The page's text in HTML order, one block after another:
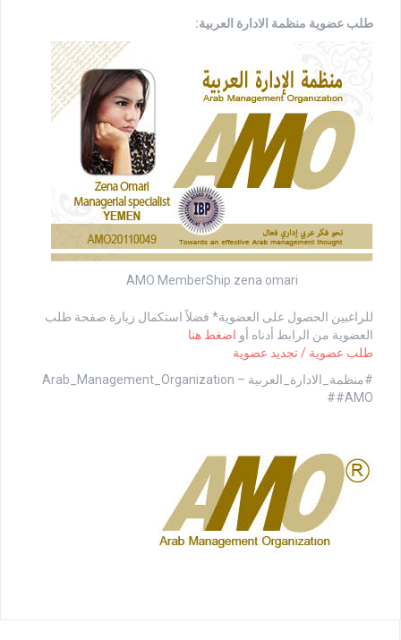
طلب عضوية منظمة الادارة العربية:
AMO MemberShip zena omari
للراغبين الحصول على العضوية* فضلاً استكمال زيارة صفحة طلب
العضوية من الرابط أدناه أو اضغط هنا
طلب عضوية / تجديد عضوية
#منظمة_الادارة_العربية Arab_Management_Organization –
#AMO#